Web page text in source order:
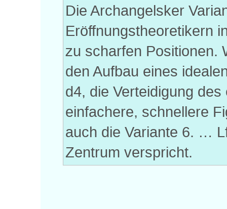
Die Archangelsker
Eröffnungstheoretikern
zu scharfen Positionen.
den Aufbau eines
d4, die Verteidigung
einfachere, schnellere
auch die Variante 6. …
Zentrum verspricht.